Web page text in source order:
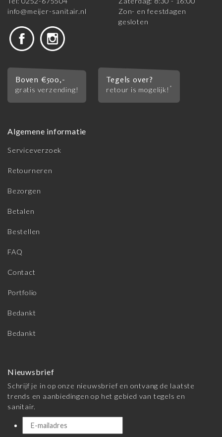
info@meijer-sanitair.nl
Zon- en feestdagen
gesloten
Boven €500,-
gratis verzending!
Tegels over?
retour is mogelijk! *
Algemene informatie
Serviceverzoek
Retourneren
Bezorgen
Betalen
Bestellen
FAQ
Contact
Portfolio
Bedankt
Bedankt
Nieuwsbrief
Schrijf je in op onze nieuwsbrief en ontvang de laatste
trends en aanbiedingen op het gebied van tegels en
sanitair.